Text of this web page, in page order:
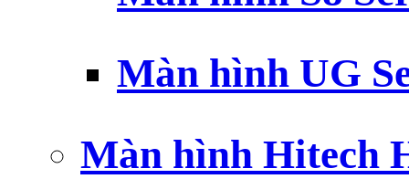
Màn hình UG
Màn hình Hitech